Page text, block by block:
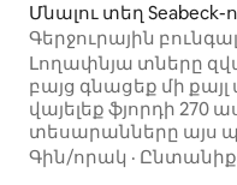
Մնալու տեղ Seabeck-
Գերջուրային
Սանդանսում
Լողափնյա տները
բայց գնացեք մի քայլ
վայելեք ֆյորդի 270
տեսարանները այս
նավակի տանը։
Գին/որակ · Ընտանիք